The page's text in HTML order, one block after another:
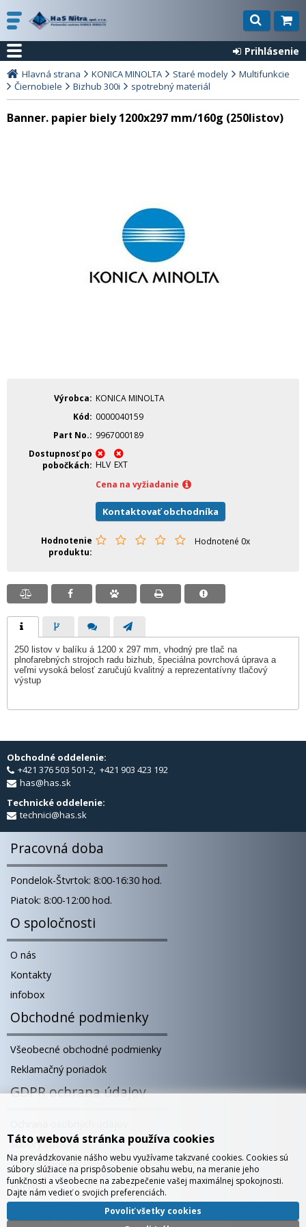
Prihlásenie
Hlavná strana KONICA MINOLTA Staré modely
Multifunkcie
Čiernobiele
Bizhub 300i spotrebný materiál
Banner. papier biely 1200x297 mm/160g (250listov)
Výrobca
KONICA MINOLTA
Kód
0000040159
Part No.
9967000189
Dostupnosť po
pobočkách
HLV EXT
Cena na vyžiadanie
Kontaktovať obchodníka
Hodnotenie
produktu
Hodnotené 0x
250 listov v balíku á 1200 x 297 mm, vhodný pre tlač na
plnofarebných strojoch radu bizhub, špeciálna povrchová úprava a
veľmi vysoká belosť zaručujú kvalitný a reprezentatívny tlačový
výstup
Obchodné oddelenie:
+421 376 503 501-2, +421 903 423 192
has@has.sk
Technické oddelenie:
technici@has.sk
Pracovná doba
Pondelok-Štvrtok: 8:00-16:30 hod.
Piatok: 8:00-12:00 hod.
O spoločnosti
O nás
Kontakty
infobox
Obchodné podmienky
Všeobecné obchodné podmienky
Reklamačný poriadok
GDPR ochrana údajov
Súbory cookies
Správa cookies
Blog
Európsky showroom v Bratislave
Táto webová stránka používa cookies
Na prevádzkovanie nášho webu využívame takzvané cookies. Cookies sú
súbory slúžiace na prispôsobenie obsahu webu, na meranie jeho
funkčnosti a všeobecne na zabezpečenie vašej maximálnej spokojnosti.
Dajte nám vedieť o svojich preferenciách.
Povoliť všetky cookies